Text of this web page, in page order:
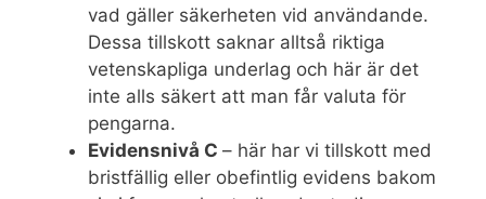
vad gäller säkerheten vid användande.
Dessa tillskott saknar alltså riktiga
vetenskapliga underlag och här är det
inte alls säkert att man får valuta för
pengarna.
Evidensnivå C – här har vi tillskott med
bristfällig eller obefintlig evidens bakom